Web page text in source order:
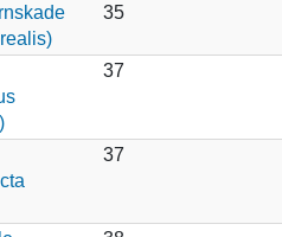
35
37
37